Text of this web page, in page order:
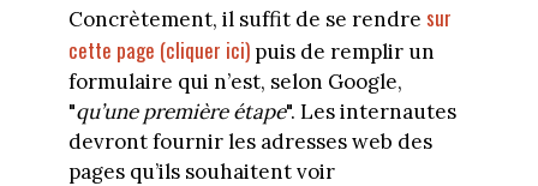
Concrètement, il suffit de se rendre sur
cette page (cliquer ici)puis de remplir un
formulaire qui n’est, selon Google,
"qu’une première étape". Les internautes
devront fournir les adresses web des
pages qu’ils souhaitent voir